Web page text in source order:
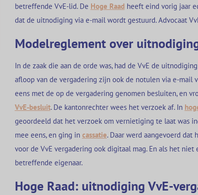
betreffende VvE-lid. De Hoge Raad heeft eind vorig jaar
dat de uitnodiging via e-mail wordt gestuurd. Advocaat
Modelreglement over
In de zaak die aan de orde was, had de VvE de
afloop van de vergadering zijn ook de notulen via e-mail
eens met de op de vergadering genomen besluiten, en
VvE-besluit. De kantonrechter wees het verzoek af. In
geoordeeld dat het verzoek om vernietiging te laat was
mee eens, en ging in cassatie. Daar werd aangevoerd
voor de VvE vergadering ook digitaal mag. En als het
betreffende eigenaar.
Hoge Raad: uitnodiging VvE-